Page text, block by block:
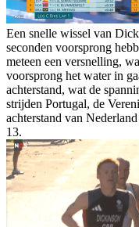
Een snelle wissel van
seconden voorsprong
meteen een versnelling,
voorsprong het water in
achterstand, wat de
strijden Portugal, de
achterstand van
13.